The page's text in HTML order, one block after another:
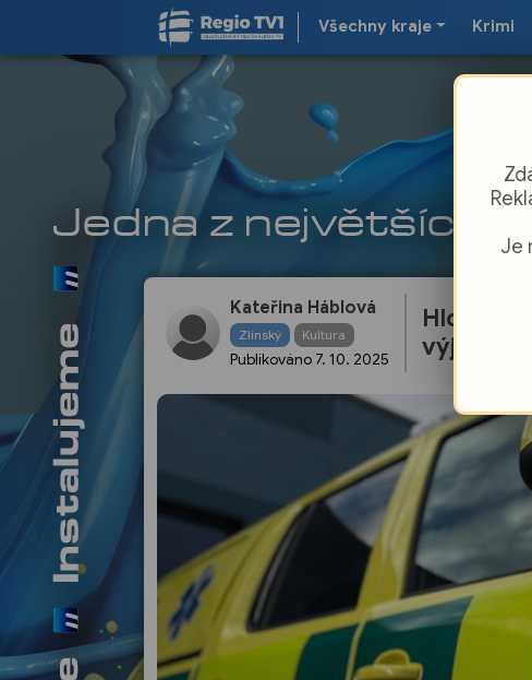
Všechny kraje Krimi
Kateřina Háblová
Zlínský Kultura
Publikováno 7. 10. 2025
Hloupý
výjezdem
Je